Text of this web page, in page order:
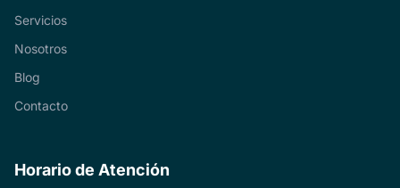
Servicios
Nosotros
Blog
Contacto
Horario de Atención